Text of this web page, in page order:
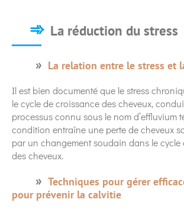
La réduction du stress
La relation entre le stress et
Il est bien documenté que le stress
le cycle de croissance des cheveux,
processus connu sous le nom d’effluvium
condition entraîne une perte de cheveux
par un changement soudain dans le cycle
des cheveux.
Techniques pour gérer
pour prévenir la calvitie